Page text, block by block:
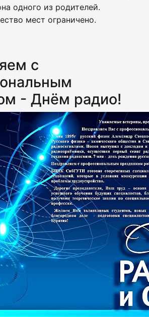
одного из родителей.
мест ограничено.
с
- Днём радио!